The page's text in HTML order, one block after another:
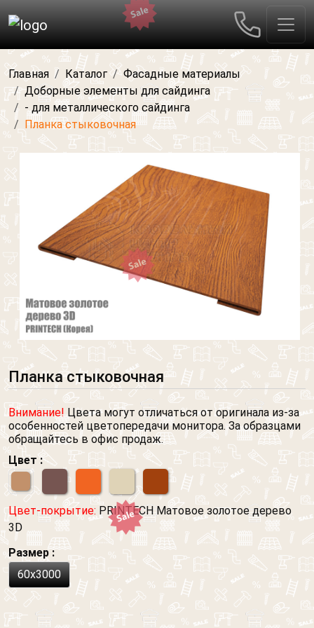
Главная Каталог
Фасадные материалы
Доборные элементы для сайдинга
- для металлического сайдинга
Планка стыковочная
Планка стыковочная
Внимание!Цвета могут отличаться от оригинала из-за
особенностей цветопередачи монитора. За образцами
обращайтесь в офис продаж.
Цвет :
Цвет-покрытие: PRINTECH Матовое золотое дерево
3D
Размер :
60х3000